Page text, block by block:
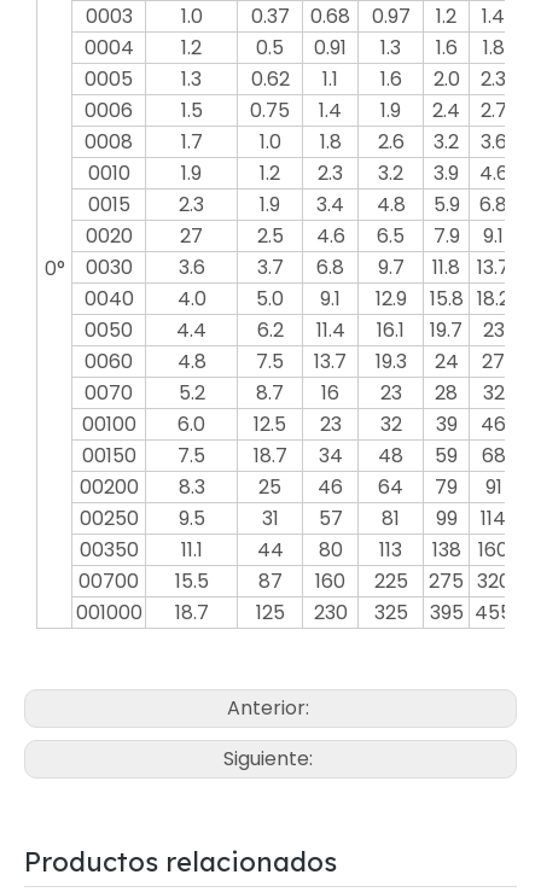
0°
0003 1.0 0.37 0.68 0.97 1.2 1.4
0004
1.2 0.5 0.91 1.3 1.6 1.8
0005
1.3 0.62 1.1 1.6 2.0 2.3
0006
1.5 0.75 1.4 1.9 2.4 2.7
0008
1.7 1.0 1.8 2.6 3.2 3.6
0010
1.9 1.2 2.3 3.2 3.9 4.6
0015
2.3 1.9 3.4 4.8 5.9 6.8
0020
27 2.5 4.6 6.5 7.9 9.1
0030
3.6 3.7 6.8 9.7 11.8 13.7
0040
4.0 5.0 9.1 12.9 15.8 18.2
0050
4.4 6.2 11.4 16.1 19.7 23
0060
4.8 7.5 13.7 19.3 24 27
0070
5.2 8.7 16 23 28 32
00100
6.0 12.5 23 32 39 46
00150
7.5 18.7 34 48 59 68
00200
8.3 25 46 64 79 91
00250
9.5 31 57 81 99 114
00350
11.1 44 80 113 138 160
00700
15.5 87 160 225 275 320
001000
18.7 125 230 325 395 455
Anterior:
Siguiente:
Productos relacionados